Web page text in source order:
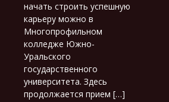
начать строить успешную
карьеру можно в
Многопрофильном
колледже Южно-
Уральского
государственного
университета. Здесь
продолжается прием […]